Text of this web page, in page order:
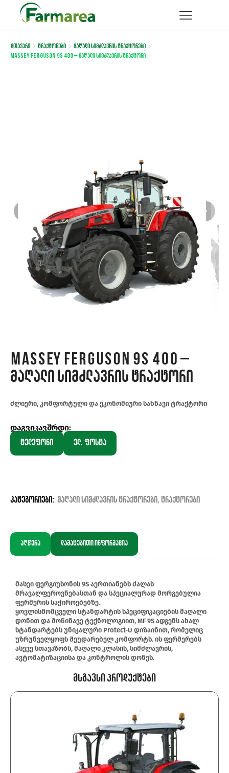
მთავარი ტრაქტორები
მაღალი სიმძლავრის ტრაქტორები
Massey Ferguson 9S 400 – მაღალი სიმძლავრის ტრაქტორი
Massey Ferguson 9S 400 –
მაღალი სიმძლავრის ტრაქტორი
ძლიერი, კომფორტული და ეკონომიური სახნავი ტრაქტორი
დაგვიკავშრდი:
ტელეფონი
ელ. ფოსტა
კატეგორიები: მაღალი სიმძლავრის ტრაქტორები, ტრაქტორები
აღწერა დამატებითი ინფორმაცია
მასეი ფერგიუსონის 9S აერთიანებს ძალას
მრავალფეროვნებასთან და სპეციალურად მორგებულია
ფერმერის საჭიროებებზე.
ყოვლისმომცველი სტანდარტის სპეციფიკაციების მაღალი
დონით და მოწინავე ტექნოლოგიით, MF 9S ადგენს ახალ
სტანდარტებს უნიკალური Protect-U დიზაინით, რომელიც
უზრუნველყოფს შეუდარებელ კომფორტს. ის ფერმერებს
ასევე სთავაზობს, მაღალი კლასის, სიმძლავრის,
ავტომატიზაციისა და კონტროლის დონეს.
Მსგავსი Პროდუქტები